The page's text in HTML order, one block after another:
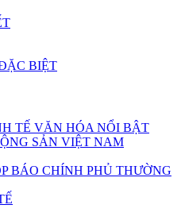
BIỆT
TẾ VĂN HÓA NỔI BẬT
SẢN VIỆT NAM
BÁO CHÍNH PHỦ THƯỜNG